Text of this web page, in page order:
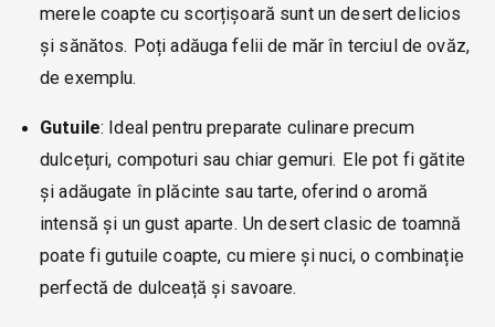
merele coapte cu scorțișoară sunt un desert delicios
și sănătos. Poți adăuga felii de măr în terciul de ovăz,
de exemplu.
Gutuile: Ideal pentru preparate culinare precum
dulcețuri, compoturi sau chiar gemuri. Ele pot fi gătite
și adăugate în plăcinte sau tarte, oferind o aromă
intensă și un gust aparte. Un desert clasic de toamnă
poate fi gutuile coapte, cu miere și nuci, o combinație
perfectă de dulceață și savoare.